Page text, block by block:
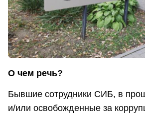
О чем речь?
Бывшие сотрудники СИБ, в
и/или освобожденные за